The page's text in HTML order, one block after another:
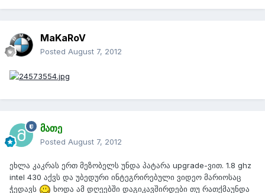
MaKaRoV
Posted August 7, 2012
მათე
Posted August 7, 2012
ეხლა კაკრას ერთ მეზობელს უნდა პატარა upgrade-ვით. 1.8 ghz
intel 430 აქვს და უბედური ინტეგრირებული ვიდეო მარიოსაც
ჭედავს
ხოდა ამ დღეებში დაგიკავშირდები თუ რათქმაუნდა